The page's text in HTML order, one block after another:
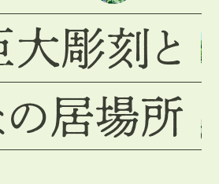
彫刻と
居場所